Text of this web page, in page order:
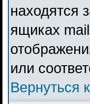
находятся
ящиках
или
Вернуться